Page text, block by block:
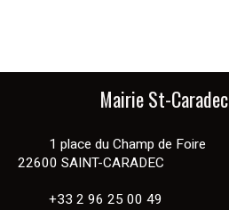
Mairie St-Caradec
1 place du Champ de Foire
22600 SAINT-CARADEC
+33 2 96 25 00 49